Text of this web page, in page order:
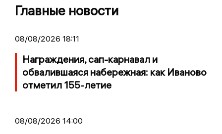
Главные новости
08/08/2026 18:11
Награждения, сап-карнавал и
обвалившаяся набережная: как Иваново
отметил 155-летие
08/08/2026 14:00